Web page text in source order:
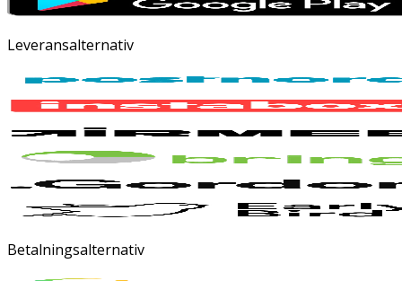
Leveransalternativ
Betalningsalternativ